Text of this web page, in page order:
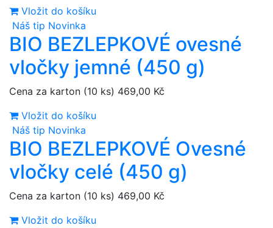
Vložit do košíku
Náš tip Novinka
BIO BEZLEPKOVÉ ovesné
vločky jemné (450 g)
Cena za karton (10 ks) 469,00 Kč
Vložit do košíku
Náš tip Novinka
BIO BEZLEPKOVÉ Ovesné
vločky celé (450 g)
Cena za karton (10 ks) 469,00 Kč
Vložit do košíku